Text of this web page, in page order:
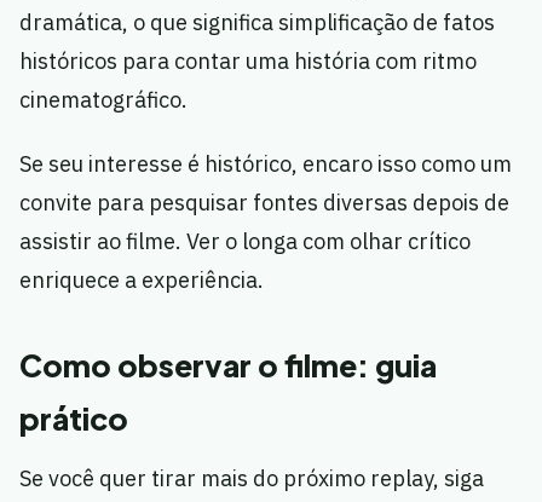
dramática, o que significa simplificação de fatos
históricos para contar uma história com ritmo
cinematográfico.
Se seu interesse é histórico, encaro isso como um
convite para pesquisar fontes diversas depois de
assistir ao filme. Ver o longa com olhar crítico
enriquece a experiência.
Como observar o filme: guia
prático
Se você quer tirar mais do próximo replay, siga